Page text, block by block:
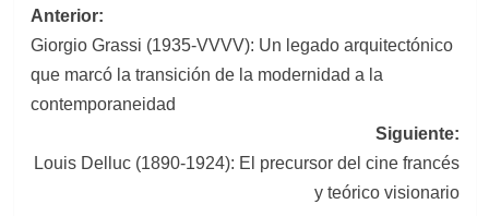
Navegación
de
entradas
Anterior:
Giorgio Grassi (1935-VVVV): Un legado arquitectónico
que marcó la transición de la modernidad a la
contemporaneidad
Siguiente:
Louis Delluc (1890-1924): El precursor del cine francés
y teórico visionario